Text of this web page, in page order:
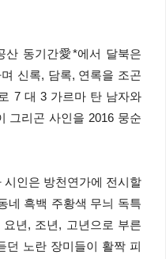
산 동기간愛*에서 달북은
신록, 담록, 연록을 조곤
7 대 3 가르마 탄 남자와
그리곤 사인을 2016 뭉순
인은 방천연가에 전시할
네 흑백 주황색 무늬 독특
년, 조년, 고년으로 부른
던 노란 장미들이 활짝 피